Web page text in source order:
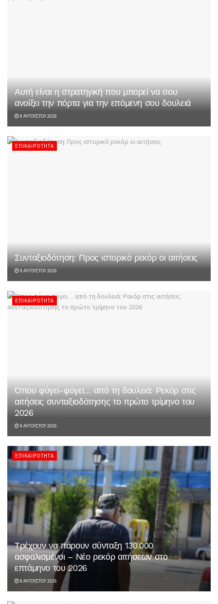
Αυτή είναι η στρατηγική που μπορεί να σου
ανοίξει την πόρτα για την επόμενη σου δουλειά
9 ΑΥΓΟΎΣΤΟΥ 2026
ΕΠΙΚΑΙΡΌΤΗΤΑ
Συνταξιοδότηση: Προς ιστορικό ρεκόρ οι αιτήσεις
9 ΑΥΓΟΎΣΤΟΥ 2026
ΕΠΙΚΑΙΡΌΤΗΤΑ
Όπου φύγει-φύγει… από τη δουλειά: Ρεκόρ στις
αιτήσεις συνταξιοδότησης το πρώτο τρίμηνο του
2026
9 ΑΥΓΟΎΣΤΟΥ 2026
ΕΠΙΚΑΙΡΌΤΗΤΑ
Τρέχουν να πάρουν σύνταξη 130.000
ασφαλισμένοι – Νέο ρεκόρ αιτήσεων στο
επτάμηνο του 2026
9 ΑΥΓΟΎΣΤΟΥ 2026